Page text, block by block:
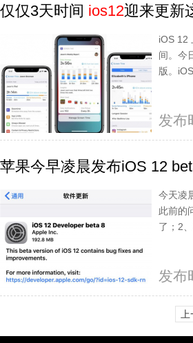
仅仅3天时间 ios12迎来更新
iOS 12
间。今
版。
发布
苹果今早凌晨发布iOS 12
今天凌
此前的
了；2
发布